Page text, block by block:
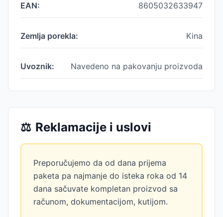
EAN: 8605032633947
Zemlja porekla: Kina
Uvoznik: Navedeno na pakovanju proizvoda
⚖️ Reklamacije i uslovi
Preporučujemo da od dana prijema
paketa pa najmanje do isteka roka od 14
dana sačuvate kompletan proizvod sa
računom, dokumentacijom, kutijom.